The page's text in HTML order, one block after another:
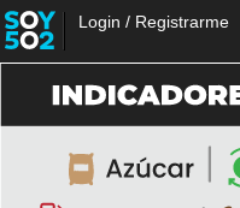
Login / Registrarme